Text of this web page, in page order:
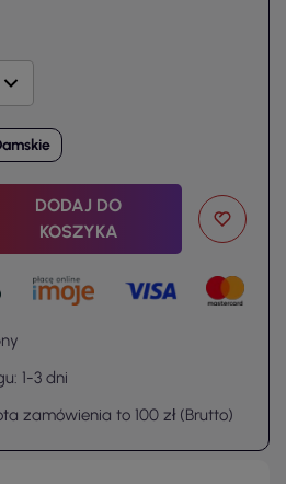
DODAJ DO
KOSZYKA
1-3 dni
zamówienia to 100 zł (Brutto)